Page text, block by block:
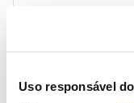
Uso responsável